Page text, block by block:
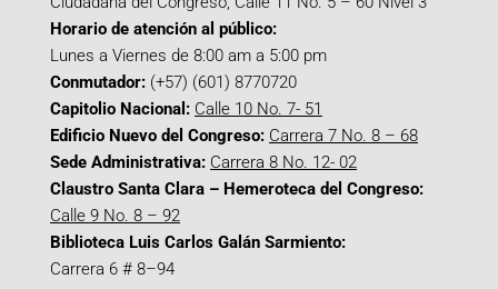
Horario de atención al público:
Lunes a Viernes de 8:00 am a 5:00 pm
Conmutador: (+57) (601) 8770720
Capitolio Nacional: Calle 10 No. 7- 51
Edificio Nuevo del Congreso: Carrera 7 No. 8 – 68
Sede Administrativa: Carrera 8 No. 12- 02
Claustro Santa Clara – Hemeroteca del Congreso:
Calle 9 No. 8 – 92
Biblioteca Luis Carlos Galán Sarmiento:
Carrera 6 # 8–94